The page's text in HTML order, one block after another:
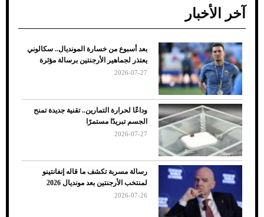
ضعف تبريد مكيف السيارة عند الوقوف.. أشهر
الأسباب والحلول
آخر الأخبار
بعد أسبوع من خسارة المونديال.. سكالوني
يعتذر لجماهير الأرجنتين برسالة مؤثرة
2026-07-27
وداعًا لحرارة التمارين.. تقنية جديدة تمنح
الجسم تبريدًا مستمرًا
2026-07-27
رسالة مسربة تكشف ما قاله إنفانتينو
لمنتخب الأرجنتين بعد مونديال 2026
2026-07-26